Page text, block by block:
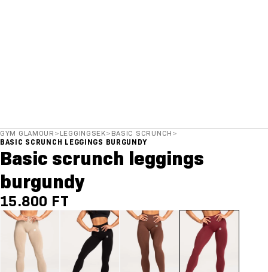
GYM GLAMOUR > LEGGINGSEK> BASIC SCRUNCH >
BASIC SCRUNCH LEGGINGS BURGUNDY
Basic scrunch leggings
burgundy
15.800 FT